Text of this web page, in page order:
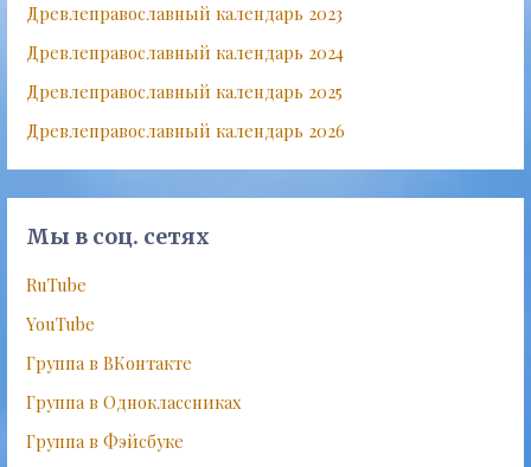
Древлеправославный календарь 2023
Древлеправославный календарь 2024
Древлеправославный календарь 2025
Древлеправославный календарь 2026
Мы в соц. сетях
RuTube
YouTube
Группа в ВКонтакте
Группа в Одноклассниках
Группа в Фэйсбуке